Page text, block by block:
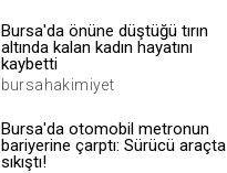
Bursa'da önüne düştüğü tırın
altında kalan kadın hayatını
kaybetti
bursahakimiyet
Bursa'da otomobil metronun
bariyerine çarptı: Sürücü araçta
sıkıştı!